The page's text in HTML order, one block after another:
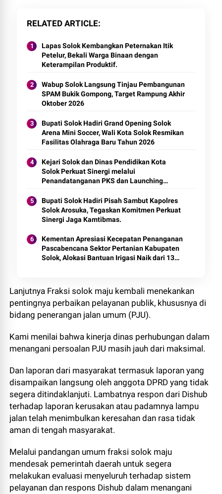
RELATED ARTICLE
Lapas Solok Kembangkan Peternakan Itik
Petelur, Bekali Warga Binaan dengan
Keterampilan Produktif.
Wabup Solok Langsung Tinjau Pembangunan
SPAM Bukik Gompong, Target Rampung Akhir
Oktober 2026
Bupati Solok Hadiri Grand Opening Solok
Arena Mini Soccer, Wali Kota Solok Resmikan
Fasilitas Olahraga Baru Tahun 2026
Kejari Solok dan Dinas Pendidikan Kota
Solok Perkuat Sinergi melalui
Penandatanganan PKS dan Launching
Bupati Solok Hadiri Pisah Sambut Kapolres
Solok Arosuka, Tegaskan Komitmen Perkuat
Sinergi Jaga Kamtibmas.
Kementan Apresiasi Kecepatan Penanganan
Pascabencana Sektor Pertanian Kabupaten
Solok, Alokasi Bantuan Irigasi Naik dari 13
Lanjutnya Fraksi solok maju kembali menekankan
pentingnya perbaikan pelayanan publik, khususnya di
bidang penerangan jalan umum (PJU).
Kami menilai bahwa kinerja dinas perhubungan dalam
menangani persoalan PJU masih jauh dari maksimal.
Dan laporan dari masyarakat termasuk laporan yang
disampaikan langsung oleh anggota DPRD yang tidak
segera ditindaklanjuti. Lambatnya respon dari Dishub
terhadap laporan kerusakan atau padamnya lampu
jalan telah menimbulkan keresahan dan rasa tidak
aman di tengah masyarakat.
Melalui pandangan umum fraksi solok maju
mendesak pemerintah daerah untuk segera
melakukan evaluasi menyeluruh terhadap sistem
pelayanan dan respons Dishub dalam menangani